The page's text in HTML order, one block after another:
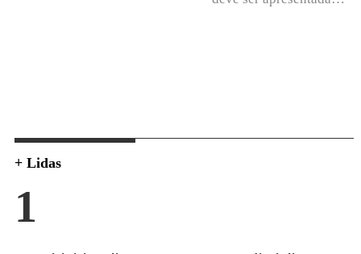
+ Lidas
1